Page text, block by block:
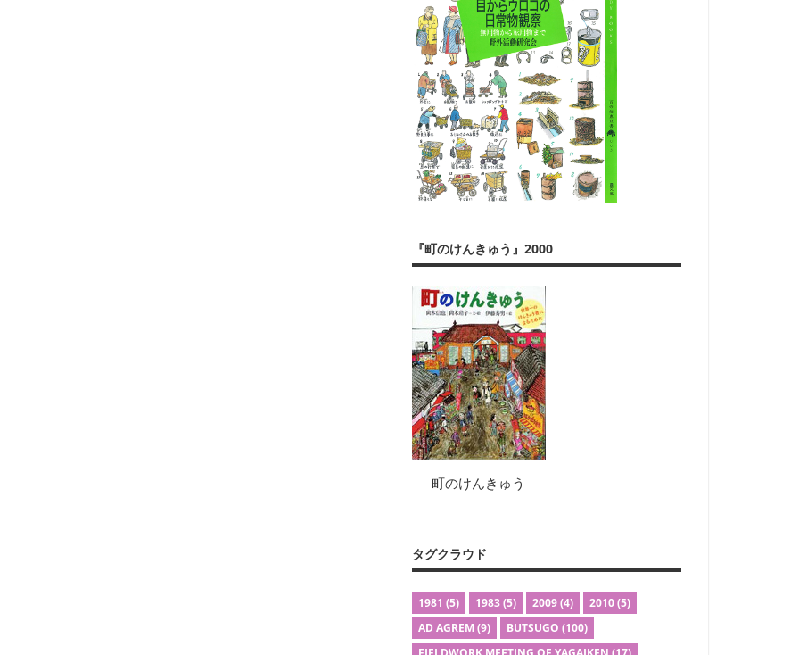
『町のけんきゅう』2000
町のけんきゅう
タグクラウド
1981 (5) 1983(5) 2009(4) 2010(5)
AD AGREM(9) BUTSUGO (100)